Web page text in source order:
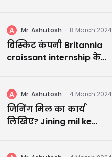
A Mr. Ashutosh · 8 March 2024
बिस्किट कंपनी Britannia
croissant internship के
जाए
A Mr. Ashutosh · 4 March 2024
जिनिंग मिल का कार्य
लिखिए? Jining mil ke